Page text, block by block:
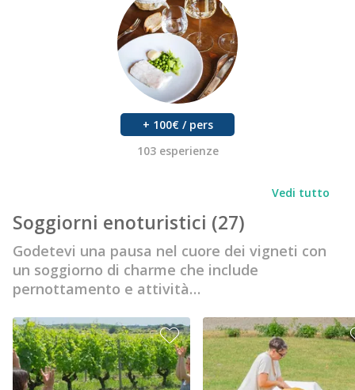
+ 100€ / pers
103 esperienze
Soggiorni enoturistici (27)
Vedi tutto
Godetevi una pausa nel cuore dei vigneti con
un soggiorno di charme che include
pernottamento e attività…